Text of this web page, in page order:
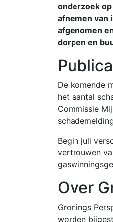
onderzoek
afnemen van
afgenomen
dorpen en
De komende
het aantal
Commissie
Begin juli
vertrouwen
Over
Gronings
worden